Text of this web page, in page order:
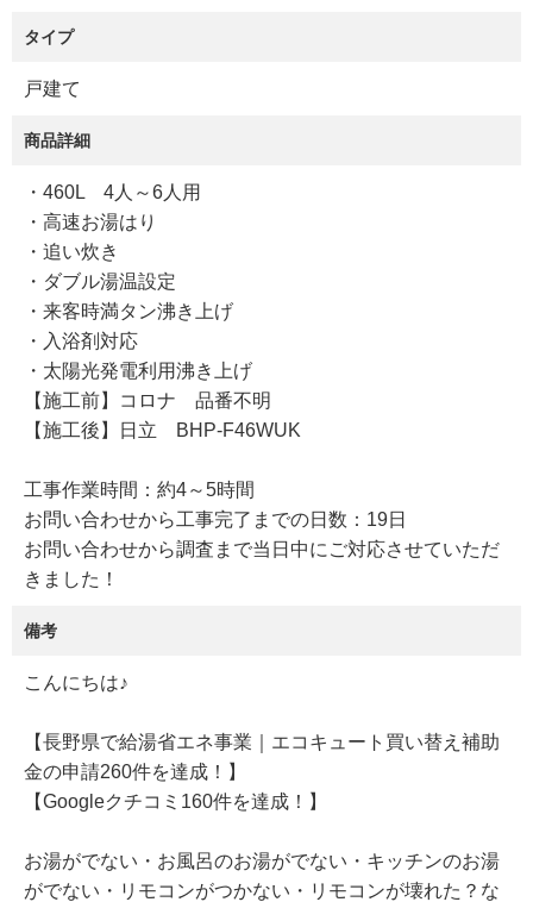
タイプ
戸建て
商品詳細
・460L 4人～6人用
・高速お湯はり
・追い炊き
・ダブル湯温設定
・来客時満タン沸き上げ
・入浴剤対応
・太陽光発電利用沸き上げ
【施工前】コロナ 品番不明
【施工後】日立 BHP-F46WUK
工事作業時間：約4～5時間
お問い合わせから工事完了までの日数：19日
お問い合わせから調査まで当日中にご対応させていただ
きました！
備考
こんにちは♪
【長野県で給湯省エネ事業｜エコキュート買い替え補助
金の申請260件を達成！】
【Googleクチコミ160件を達成！】
お湯がでない・お風呂のお湯がでない・キッチンのお湯
がでない・リモコンがつかない・リモコンが壊れた？な